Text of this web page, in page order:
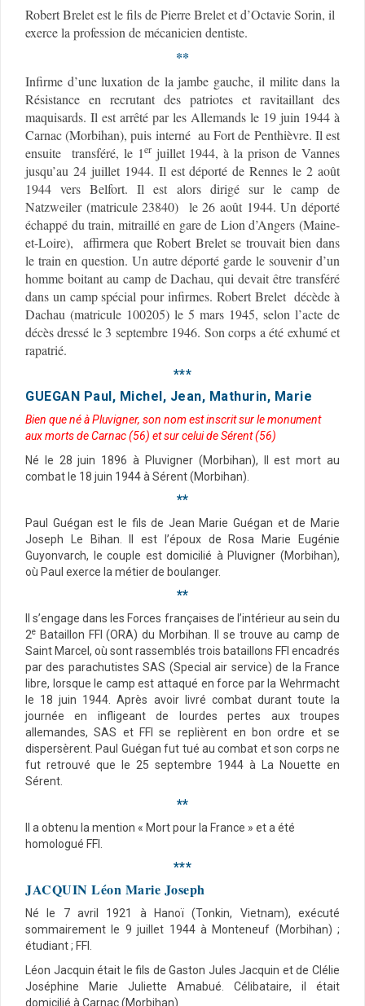
Robert Brelet est le fils de Pierre Brelet et d’Octavie Sorin, il
exerce la profession de mécanicien dentiste.
**
Infirme d’une luxation de la jambe gauche, il milite dans la
Résistance en recrutant des patriotes et ravitaillant des
maquisards. Il est arrêté par les Allemands le 19 juin 1944 à
Carnac (Morbihan), puis interné au Fort de Penthièvre. Il est
ensuite transféré, le 1erjuillet 1944, à la prison de Vannes
jusqu’au 24 juillet 1944. Il est déporté de Rennes le 2 août
1944 vers Belfort. Il est alors dirigé sur le camp de
Natzweiler (matricule 23840) le 26 août 1944. Un déporté
échappé du train, mitraillé en gare de Lion d’Angers (Maine-
et-Loire), affirmera que Robert Brelet se trouvait bien dans
le train en question. Un autre déporté garde le souvenir d’un
homme boitant au camp de Dachau, qui devait être transféré
dans un camp spécial pour infirmes. Robert Brelet décède à
Dachau (matricule 100205) le 5 mars 1945, selon l’acte de
décès dressé le 3 septembre 1946. Son corps a été exhumé et
rapatrié.
***
GUEGAN Paul, Michel, Jean, Mathurin, Marie
Bien que né à Pluvigner, son nom est inscrit sur le monument
aux morts de Carnac (56) et sur celui de Sérent (56)
Né le 28 juin 1896 à Pluvigner (Morbihan), Il est mort au
combat le 18 juin 1944 à Sérent (Morbihan).
**
Paul Guégan est le fils de Jean Marie Guégan et de Marie
Joseph Le Bihan. Il est l’époux de Rosa Marie Eugénie
Guyonvarch, le couple est domicilié à Pluvigner (Morbihan),
où Paul exerce la métier de boulanger.
**
Il s’engage dans les Forces françaises de l’intérieur au sein du
2e Bataillon FFI (ORA) du Morbihan. Il se trouve au camp de
Saint Marcel, où sont rassemblés trois bataillons FFI encadrés
par des parachutistes SAS (Special air service) de la France
libre, lorsque le camp est attaqué en force par la Wehrmacht
le 18 juin 1944. Après avoir livré combat durant toute la
journée en infligeant de lourdes pertes aux troupes
allemandes, SAS et FFI se replièrent en bon ordre et se
dispersèrent. Paul Guégan fut tué au combat et son corps ne
fut retrouvé que le 25 septembre 1944 à La Nouette en
Sérent.
**
Il a obtenu la mention « Mort pour la France » et a été
homologué FFI.
***
JACQUIN Léon Marie Joseph
Né le 7 avril 1921 à Hanoï (Tonkin, Vietnam), exécuté
sommairement le 9 juillet 1944 à Monteneuf (Morbihan) ;
étudiant ; FFI.
Léon Jacquin était le fils de Gaston Jules Jacquin et de Clélie
Joséphine Marie Juliette Amabué. Célibataire, il était
domicilié à Carnac (Morbihan).